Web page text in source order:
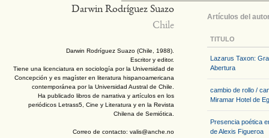
Darwin Rodríguez Suazo
Chile
Darwin Rodríguez Suazo (Chile, 1988).
Escritor y editor.
Tiene una licenciatura en sociología por la Universidad de
Concepción y es magíster en literatura hispanoamericana
contemporánea por la Universidad Austral de Chile.
Ha publicado libros de narrativa y artículos en los
periódicos Letrass5, Cine y Literatura y en la Revista
Chilena de Semiótica.
Correo de contacto: valis@anche.no
Artículos del
TITULO
Lazarus Taxon:
Abertura
cambio de rollo /
Miramar Hotel de
Presencia poética
de Alexis Figueroa